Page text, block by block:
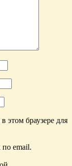
этом браузере для
email.